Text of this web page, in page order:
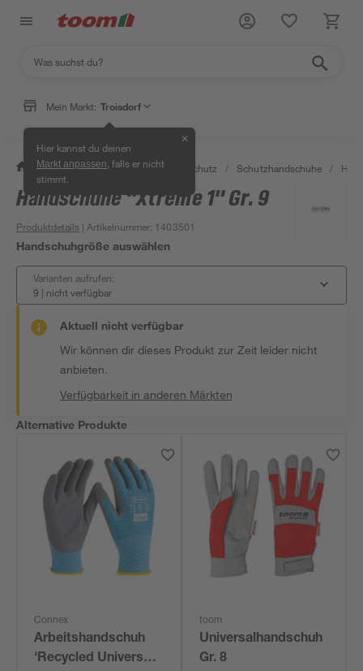
Mein Markt: Troisdorf
Hier kannst du deinen
Markt anpassen , falls er nicht
stimmt.
✕
/ Bauen & Renovieren / Arbeitsschutz / Schutzhandschuhe /
Handschuhe "Xtreme 1" Gr. 9
Produktdetails | Artikelnummer: 1403501
Handschuhgröße auswählen
Varianten aufrufen:
9 | nicht verfügbar
Aktuell nicht verfügbar
Wir können dir dieses Produkt zur Zeit leider nicht
anbieten.
Verfügbarkeit in anderen Märkten
Alternative Produkte
Connex
Arbeitshandschuh
'Recycled Universal'
toom
Universalhandschuh
Gr. 8